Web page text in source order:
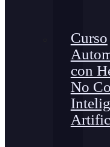
Curso
con
No